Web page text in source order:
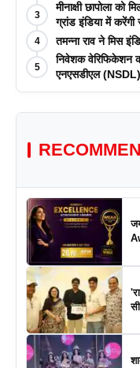
3
मीनाक्षी छापोला को
ग्रांड इंडिया में करेंगी
4 तमन्ना राव ने मिस
5
निवेशक वेरिफिकेशन
एनएसडीएल